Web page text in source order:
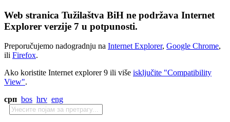
Web stranica Tužilaštva BiH ne podržava Internet
Explorer verzije 7 u potpunosti.
Preporučujemo nadogradnju na Internet Explorer, Google Chrome,
ili Firefox.
Ako koristite Internet explorer 9 ili više isključite "Compatibility
View".
срп bos hrv eng